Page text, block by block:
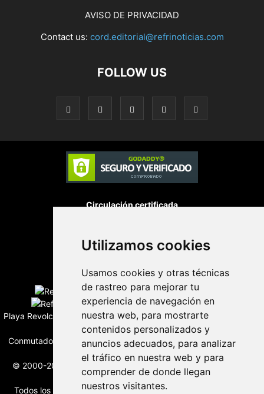
Utilizamos cookies
Usamos cookies y otras técnicas
de rastreo para mejorar tu
experiencia de navegación en
nuestra web, para mostrarte
contenidos personalizados y
anuncios adecuados, para analizar
el tráfico en nuestra web y para
comprender de donde llegan
nuestros visitantes.
AVISO DE PRIVACIDAD
Contact us: cord.editorial@refrinoticias.com
FOLLOW US
Circulación certificada
Desarrollado por
Edición digital con tecnología
Playa Revolcadero 222 Col. Reforma Iztaccihuatl Norte C.P. 08810
CIUDAD DE MEXICO
Conmutador CIUDAD DE MEXICO (+52) 555 740 4476, 555 740
© 2000-2026 BURO DE MERCADOTECNIA DEL CENTRO, S.A.
Todos los derechos reservados
Todos los nombres, marcas, logotipos, productos e imagenes